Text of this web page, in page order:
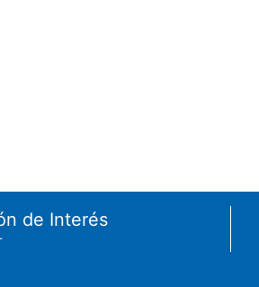
de Interés